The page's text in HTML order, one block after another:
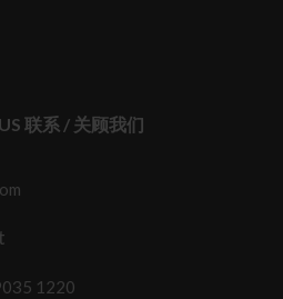
联系 / 关顾我们
1220